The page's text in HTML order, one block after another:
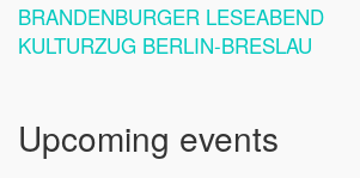
BRANDENBURGER LESEABEND
KULTURZUG BERLIN-BRESLAU
Upcoming events